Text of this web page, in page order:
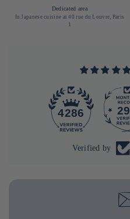
Dedicated area
In Japanese cuisine at 40 rue du Louvre, Paris
1
290
Verified by